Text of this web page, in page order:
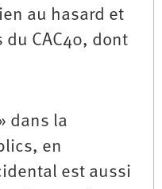
au hasard et
CAC40, dont
dans la
en
est aussi